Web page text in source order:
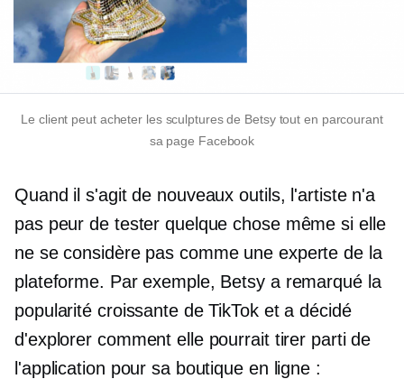
Le client peut acheter les sculptures de Betsy tout en parcourant
sa page Facebook
Quand il s'agit de nouveaux outils, l'artiste n'a
pas peur de tester quelque chose même si elle
ne se considère pas comme une experte de la
plateforme. Par exemple, Betsy a remarqué la
popularité croissante de TikTok et a décidé
d'explorer comment elle pourrait tirer parti de
l'application pour sa boutique en ligne :